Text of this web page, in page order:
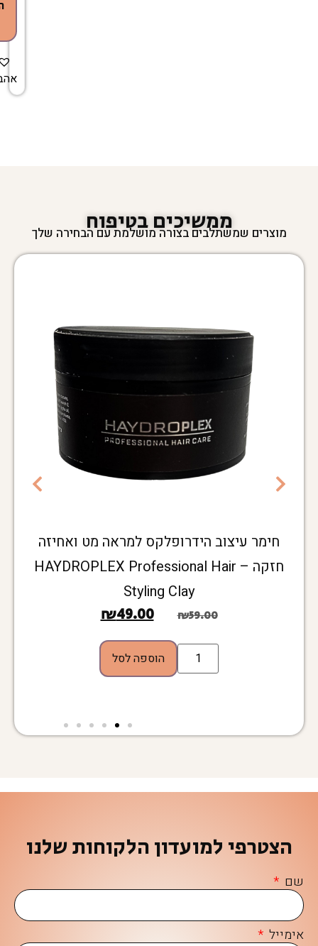
ממשיכים בטיפוח
מוצרים שמשתלבים בצורה מושלמת עם הבחירה שלך
חימר עיצוב הידרופלקס למראה מט ואחיזה
חזקה – HAYDROPLEX Professional Hair
Styling Clay
₪59.00
₪49.00
הוספה לסל
הצטרפי למועדון הלקוחות שלנו
שם
אימייל